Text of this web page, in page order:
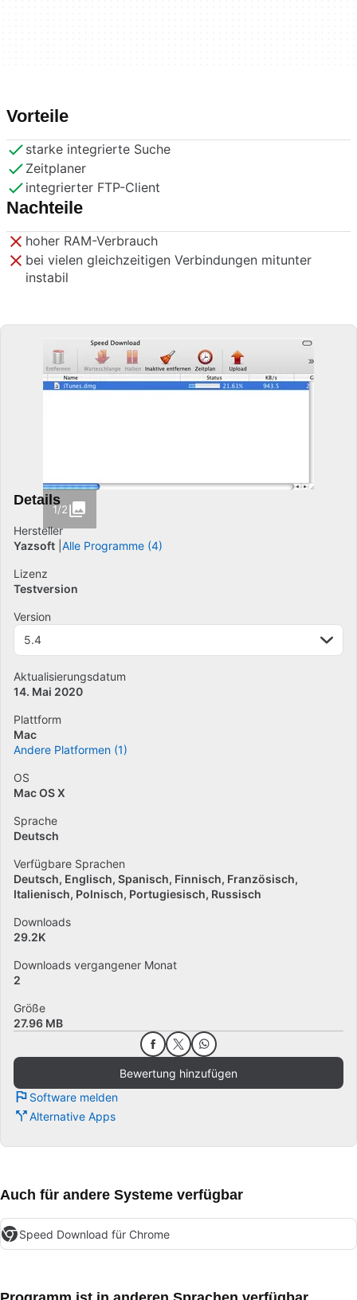
Vorteile
starke integrierte Suche
Zeitplaner
integrierter FTP-Client
Nachteile
hoher RAM-Verbrauch
bei vielen gleichzeitigen Verbindungen mitunter
instabil
1/2
Details
Hersteller
Yazsoft Alle Programme (4)
Lizenz
Testversion
Version
5.4
Aktualisierungsdatum
14. Mai 2020
Plattform
Mac
Andere Platformen (1)
OS
Mac OS X
Sprache
Deutsch
Verfügbare Sprachen
Deutsch Englisch Spanisch Finnisch Französisch
Italienisch Polnisch Portugiesisch Russisch
Downloads
29.2K
Downloads vergangener Monat
2
Größe
27.96 MB
Bewertung hinzufügen
Software melden
Alternative Apps
Auch für andere Systeme verfügbar
Speed Download für Chrome